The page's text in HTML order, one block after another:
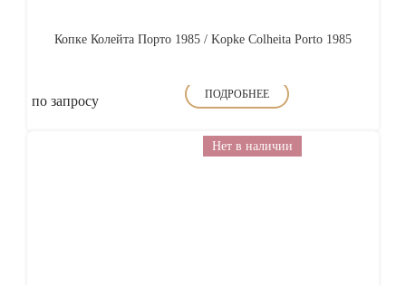
Копке Колейта Порто 1985 / Kopke Colheita Porto 1985
по запросу ПОДРОБНЕЕ
Нет в наличии